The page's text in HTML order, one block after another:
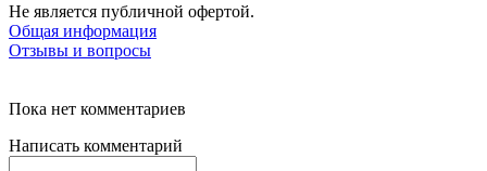
Не является публичной офертой.
Общая информация
Отзывы и вопросы
Пока нет комментариев
Написать комментарий